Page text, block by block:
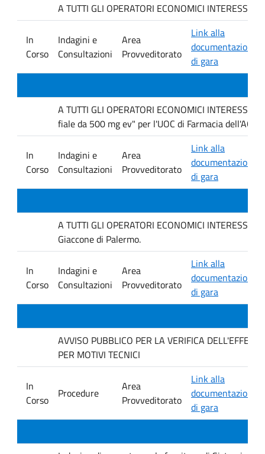
A TUTTI GLI OPERATORI ECONOMICI
In
Corso
Indagini e
Consultazioni
Area
Provveditorato
Link alla
documentazione
di gara
A TUTTI GLI OPERATORI ECONOMICI
fiale da 500 mg ev" per l'UOC di Farmacia
In
Corso
Indagini e
Consultazioni
Area
Provveditorato
Link alla
documentazione
di gara
A TUTTI GLI OPERATORI ECONOMICI
Giaccone di Palermo.
In
Corso
Indagini e
Consultazioni
Area
Provveditorato
Link alla
documentazione
di gara
AVVISO PUBBLICO PER LA VERIFICA
PER MOTIVI TECNICI
In
Corso
Procedure
Area
Provveditorato
Link alla
documentazione
di gara